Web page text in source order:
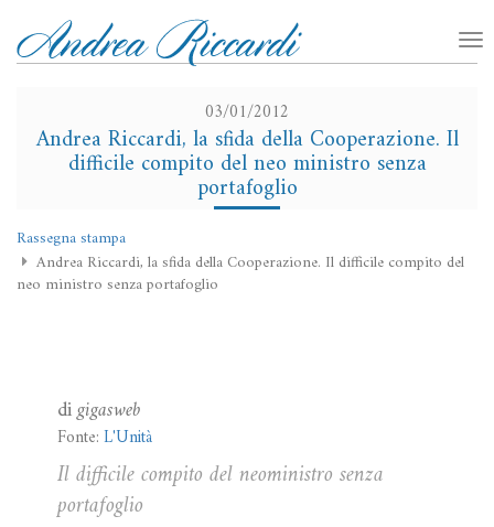
03/01/2012
Andrea Riccardi, la sfida della Cooperazione. Il
difficile compito del neo ministro senza
portafoglio
Rassegna stampa
Andrea Riccardi, la sfida della Cooperazione. Il difficile compito del
neo ministro senza portafoglio
digigasweb
Fonte:L'Unità
Il difficile compito del neoministro senza
portafoglio